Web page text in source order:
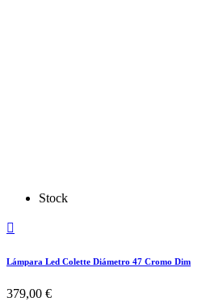
Stock

Lámpara Led Colette Diámetro 47 Cromo Dim
379,00 €